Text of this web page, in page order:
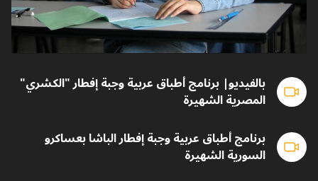
بالفيديو| برنامج أطباق عربية وجبة إفطار "الكشري"
المصرية الشهيرة
برنامج أطباق عربية وجبة إفطار الباشا بعساكرو
السورية الشهيرة